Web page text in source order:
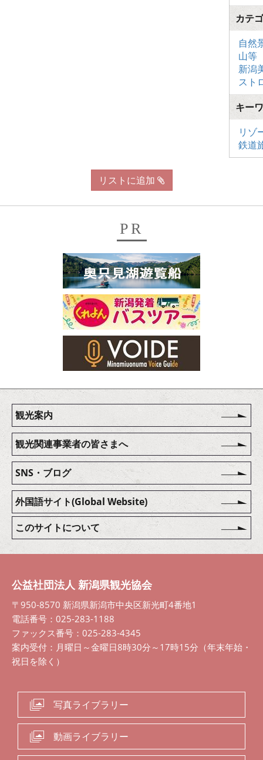
カテ
自然
山等
新潟
スト
キー
リゾ
鉄道
リストに追加
PR
観光案内
観光関連事業者の皆さまへ
SNS・ブログ
外国語サイト(Global Website)
このサイトについて
公益社団法人 新潟県観光協会
〒950-8570 新潟県新潟市中央区新光町4番地1
電話番号：025-283-1188
ファックス番号：025-283-4345
案内受付：月曜日～金曜日8時30分～17時15分（年末年始・
祝日を除く）
写真ライブラリー
動画ライブラリー